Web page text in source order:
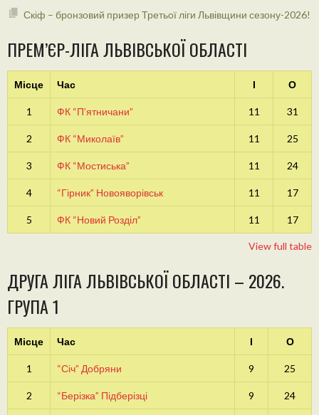
Скіф – бронзовий призер Третьої ліги Львівщини сезону-2026!
ПРЕМ’ЄР-ЛІГА ЛЬВІВСЬКОЇ ОБЛАСТІ
Місце Час І О
1 ФК “П’ятничани” 11 31
2 ФК “Миколаїв” 11 25
3 ФК “Мостиська” 11 24
4 “Гірник” Новояворівськ 11 17
5 ФК “Новий Розділ” 11 17
View full table
ДРУГА ЛІГА ЛЬВІВСЬКОЇ ОБЛАСТІ – 2026.
ГРУПА 1
Місце Час І О
1 “Січ” Добряни 9 25
2 “Берізка” Підберізці 9 24